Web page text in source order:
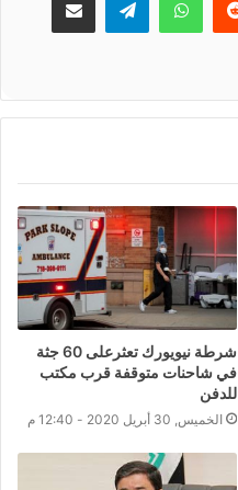
شرطة نيويورك تعثرعلى 60 جثة
في شاحنات متوقفة قرب مكتب
للدفن
الخميس, 30 أبريل 2020 - 12:40 م